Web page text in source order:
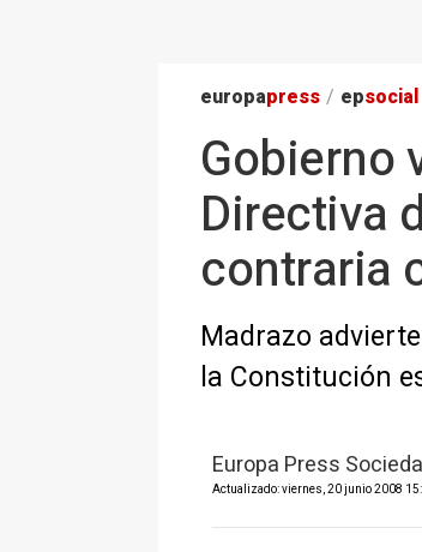
europapress / epsocial
Gobierno
Directiva
contraria
Madrazo
la Constitución
Europa Press
Actualizado: viernes, 20 junio 2008